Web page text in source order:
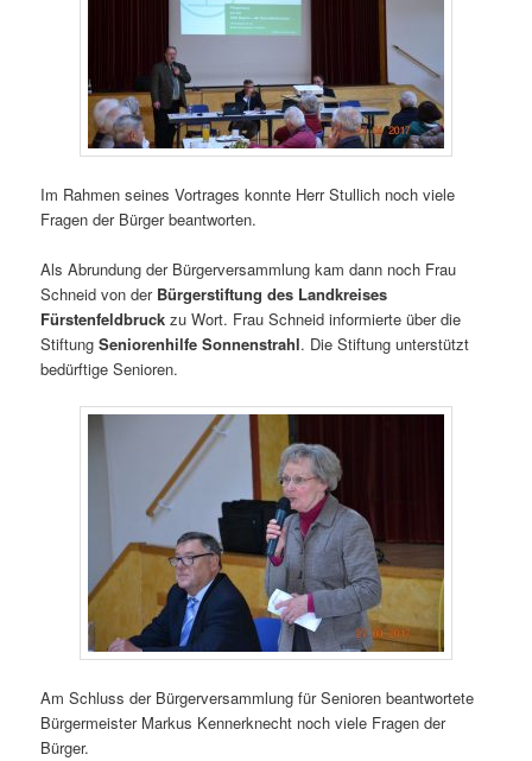
Im Rahmen seines Vortrages konnte Herr Stullich noch viele
Fragen der Bürger beantworten.
Als Abrundung der Bürgerversammlung kam dann noch Frau
Schneid von der Bürgerstiftung des Landkreises
Fürstenfeldbruck zu Wort. Frau Schneid informierte über die
StiftungSeniorenhilfe Sonnenstrahl. Die Stiftung unterstützt
bedürftige Senioren.
Am Schluss der Bürgerversammlung für Senioren beantwortete
Bürgermeister Markus Kennerknecht noch viele Fragen der
Bürger.